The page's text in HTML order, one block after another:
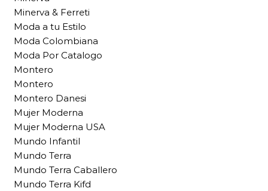
Minerva & Ferreti
Moda a tu Estilo
Moda Colombiana
Moda Por Catalogo
Montero
Montero
Montero Danesi
Mujer Moderna
Mujer Moderna USA
Mundo Infantil
Mundo Terra
Mundo Terra Caballero
Mundo Terra Kifd